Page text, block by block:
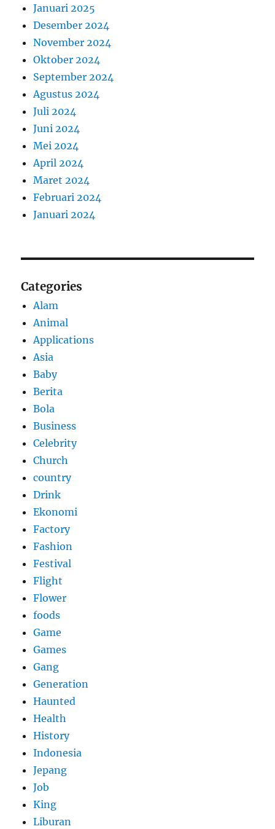
Januari 2025
Desember 2024
November 2024
Oktober 2024
September 2024
Agustus 2024
Juli 2024
Juni 2024
Mei 2024
April 2024
Maret 2024
Februari 2024
Januari 2024
Categories
Alam
Animal
Applications
Asia
Baby
Berita
Bola
Business
Celebrity
Church
country
Drink
Ekonomi
Factory
Fashion
Festival
Flight
Flower
foods
Game
Games
Gang
Generation
Haunted
Health
History
Indonesia
Jepang
Job
King
Liburan